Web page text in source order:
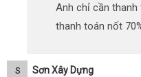
Anh chỉ cần thanh
thanh toán nốt
S Sơn Xây Dựng